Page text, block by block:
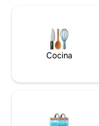
comunidad privada y puerta.
esta escapada única y
Cocina